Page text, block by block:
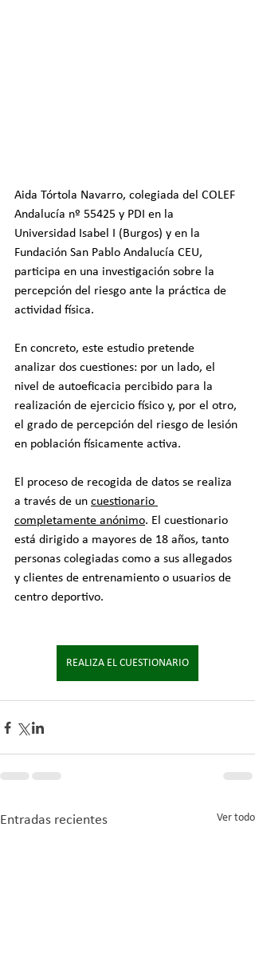
Aida Tórtola Navarro, colegiada del COLEF
Andalucía nº 55425 y PDI en la
Universidad Isabel I (Burgos) y en la
Fundación San Pablo Andalucía CEU,
participa en una investigación sobre la
percepción del riesgo ante la práctica de
actividad física.
En concreto, este estudio pretende
analizar dos cuestiones: por un lado, el
nivel de autoeficacia percibido para la
realización de ejercicio físico y, por el otro,
el grado de percepción del riesgo de lesión
en población físicamente activa.
El proceso de recogida de datos se realiza
a través de un cuestionario
completamente anónimo. El cuestionario
está dirigido a mayores de 18 años, tanto
personas colegiadas como a sus allegados
y clientes de entrenamiento o usuarios de
centro deportivo.
REALIZA EL CUESTIONARIO
Entradas recientes Ver todo